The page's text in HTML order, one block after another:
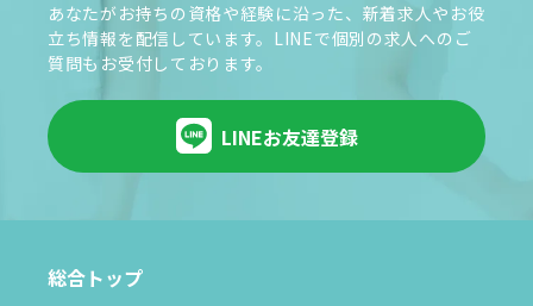
あなたがお持ちの資格や経験に沿った、新着求人やお役
立ち情報を配信しています。LINEで個別の求人へのご
質問もお受付しております。
LINEお友達登録
総合トップ